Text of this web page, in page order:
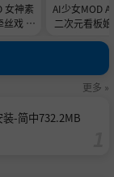
女神素
丝戏 舞
AI少女MOD A
二次元看板
更多 »
-简中732.2MB